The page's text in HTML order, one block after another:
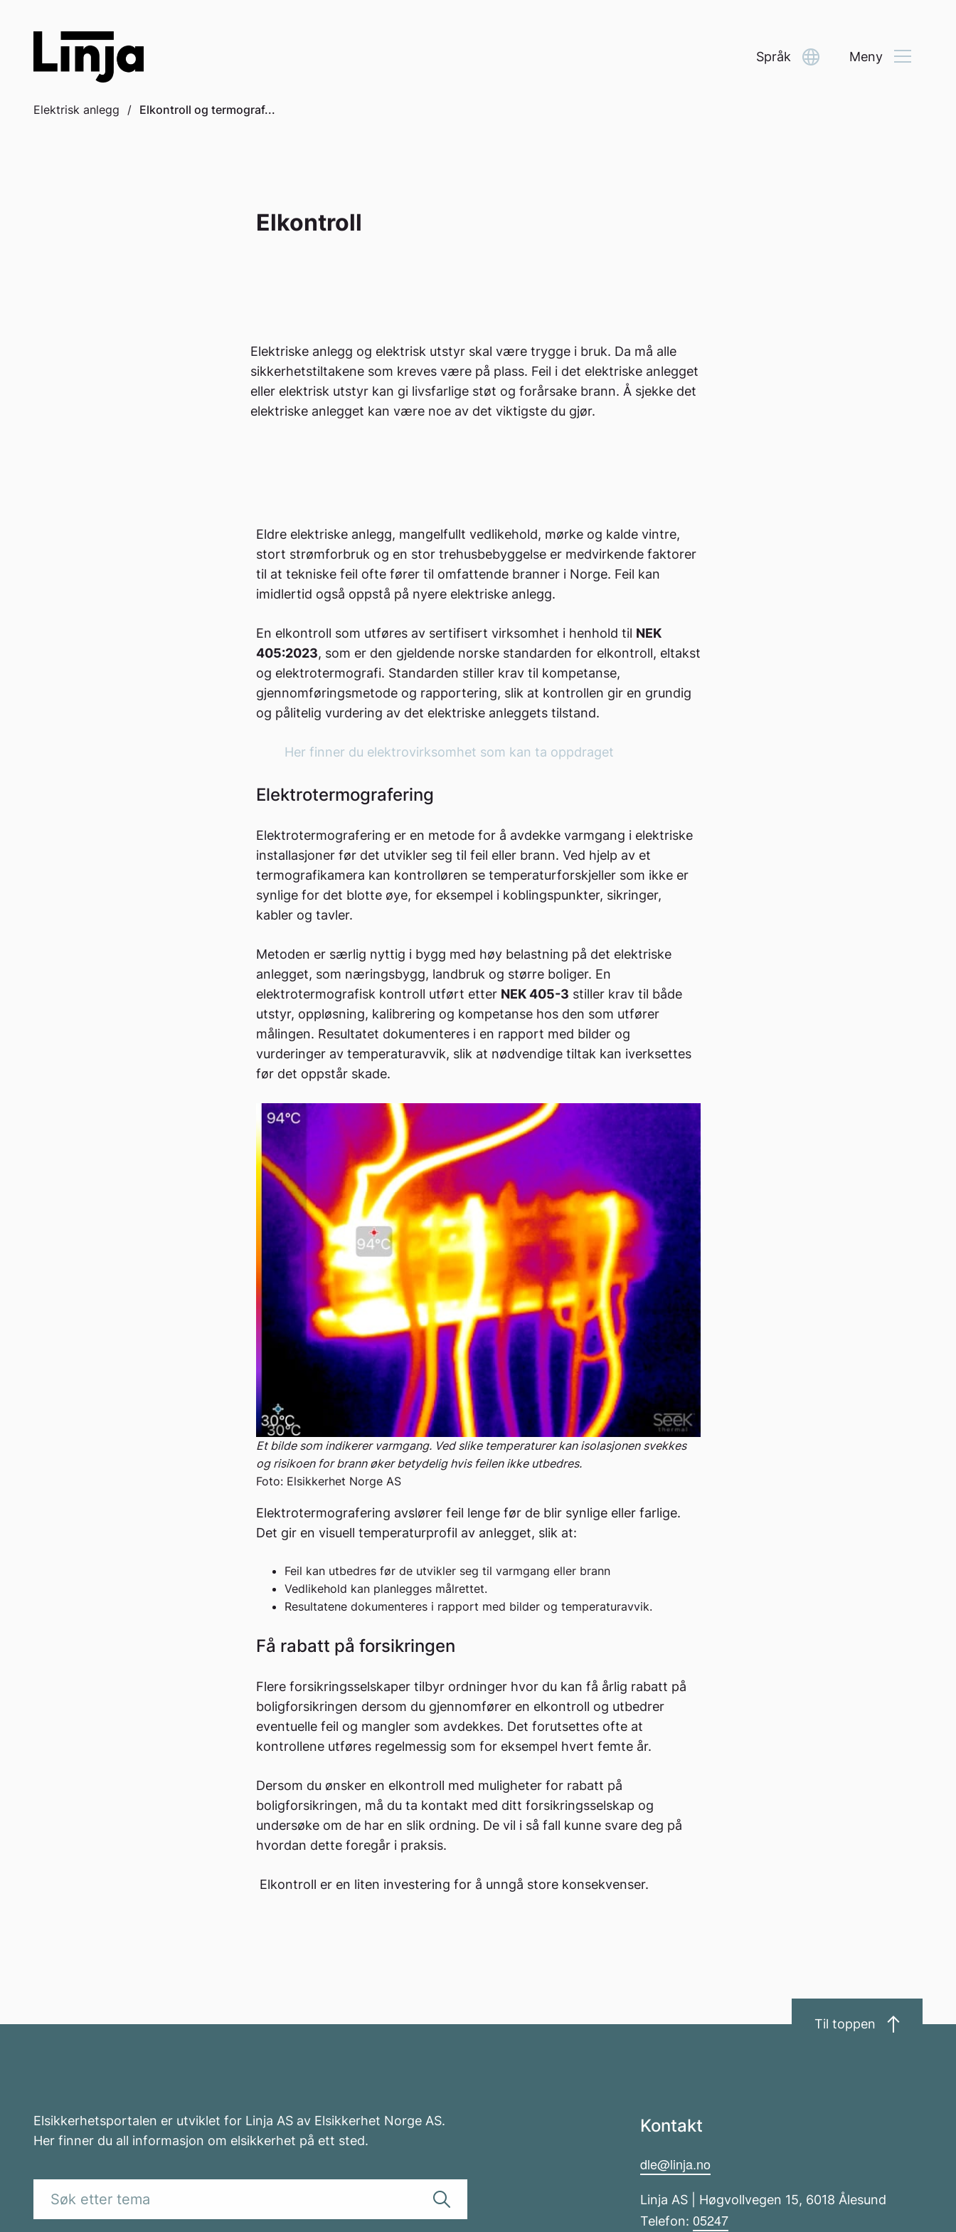
content
Språk
Select Language ▼
Meny
Elektrisk anlegg / Elkontroll og termograf...
Elkontroll
Elektriske anlegg og elektrisk utstyr skal være trygge i bruk. Da må alle
sikkerhetstiltakene som kreves være på plass. Feil i det elektriske anlegget
eller elektrisk utstyr kan gi livsfarlige støt og forårsake brann. Å sjekke det
elektriske anlegget kan være noe av det viktigste du gjør.
Eldre elektriske anlegg, mangelfullt vedlikehold, mørke og kalde vintre,
stort strømforbruk og en stor trehusbebyggelse er medvirkende faktorer
til at tekniske feil ofte fører til omfattende branner i Norge. Feil kan
imidlertid også oppstå på nyere elektriske anlegg.
En elkontroll som utføres av sertifisert virksomhet i henhold til NEK
405:2023, som er den gjeldende norske standarden for elkontroll, eltakst
og elektrotermografi. Standarden stiller krav til kompetanse,
gjennomføringsmetode og rapportering, slik at kontrollen gir en grundig
og pålitelig vurdering av det elektriske anleggets tilstand.
Her finner du elektrovirksomhet som kan ta oppdraget
Elektrotermografering
Elektrotermografering er en metode for å avdekke varmgang i elektriske
installasjoner før det utvikler seg til feil eller brann. Ved hjelp av et
termografikamera kan kontrolløren se temperaturforskjeller som ikke er
synlige for det blotte øye, for eksempel i koblingspunkter, sikringer,
kabler og tavler.
Metoden er særlig nyttig i bygg med høy belastning på det elektriske
anlegget, som næringsbygg, landbruk og større boliger. En
elektrotermografisk kontroll utført etter NEK 405-3 stiller krav til både
utstyr, oppløsning, kalibrering og kompetanse hos den som utfører
målingen. Resultatet dokumenteres i en rapport med bilder og
vurderinger av temperaturavvik, slik at nødvendige tiltak kan iverksettes
før det oppstår skade.
Et bilde som indikerer varmgang. Ved slike temperaturer kan isolasjonen svekkes
og risikoen for brann øker betydelig hvis feilen ikke utbedres.
Foto: Elsikkerhet Norge AS
Elektrotermografering avslører feil lenge før de blir synlige eller farlige.
Det gir en visuell temperaturprofil av anlegget, slik at:
Feil kan utbedres før de utvikler seg til varmgang eller brann
Vedlikehold kan planlegges målrettet.
Resultatene dokumenteres i rapport med bilder og temperaturavvik.
Få rabatt på forsikringen
Flere forsikringsselskaper tilbyr ordninger hvor du kan få årlig rabatt på
boligforsikringen dersom du gjennomfører en elkontroll og utbedrer
eventuelle feil og mangler som avdekkes. Det forutsettes ofte at
kontrollene utføres regelmessig som for eksempel hvert femte år.
Dersom du ønsker en elkontroll med muligheter for rabatt på
boligforsikringen, må du ta kontakt med ditt forsikringsselskap og
undersøke om de har en slik ordning. De vil i så fall kunne svare deg på
hvordan dette foregår i praksis.
Elkontroll er en liten investering for å unngå store konsekvenser.
Til toppen
Elsikkerhetsportalen er utviklet for Linja AS av Elsikkerhet Norge AS.
Her finner du all informasjon om elsikkerhet på ett sted.
Kontakt
dle@linja.no
Linja AS | Høgvollvegen 15, 6018 Ålesund
Telefon:05247